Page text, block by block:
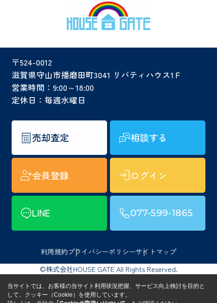
〒524-0012
滋賀県守山市播磨田町3041 リバティハウス1Ｆ
営業時間：9:00～18:00
定休日：毎週水曜日
売却査定 相談する
会員登録 ログイン
LINE 077-599-1865
利用規約プライバシーポリシーサイトマップ
©株式会社HOUSE GATE All Rights Reserved.
当サイトでは、お客様の当サイト利用状況把握、サービス向上検討を目的と
して、クッキー（Cookie）を使用しています。